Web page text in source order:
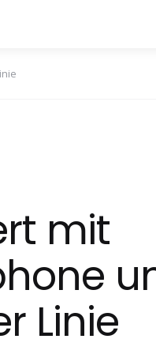
mit
Linie